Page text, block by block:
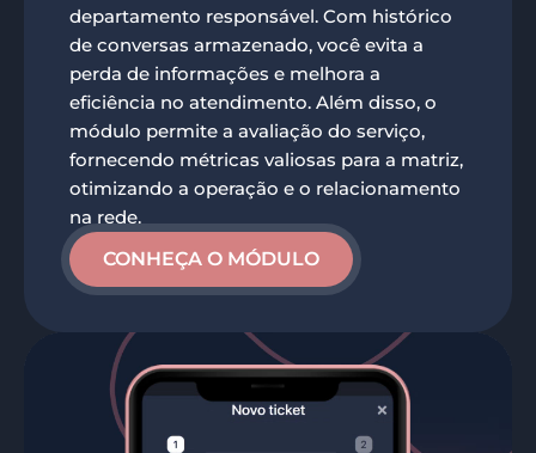
departamento responsável. Com histórico
de conversas armazenado, você evita a
perda de informações e melhora a
eficiência no atendimento. Além disso, o
módulo permite a avaliação do serviço,
fornecendo métricas valiosas para a matriz,
otimizando a operação e o relacionamento
na rede.
CONHEÇA O MÓDULO